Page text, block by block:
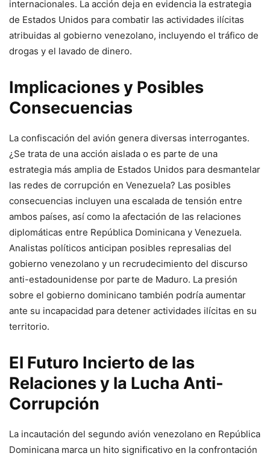
internacionales. La acción deja en evidencia la estrategia
de Estados Unidos para combatir las actividades ilícitas
atribuidas al gobierno venezolano, incluyendo el tráfico de
drogas y el lavado de dinero.
Implicaciones y Posibles
Consecuencias
La confiscación del avión genera diversas interrogantes.
¿Se trata de una acción aislada o es parte de una
estrategia más amplia de Estados Unidos para desmantelar
las redes de corrupción en Venezuela? Las posibles
consecuencias incluyen una escalada de tensión entre
ambos países, así como la afectación de las relaciones
diplomáticas entre República Dominicana y Venezuela.
Analistas políticos anticipan posibles represalias del
gobierno venezolano y un recrudecimiento del discurso
anti-estadounidense por parte de Maduro. La presión
sobre el gobierno dominicano también podría aumentar
ante su incapacidad para detener actividades ilícitas en su
territorio.
El Futuro Incierto de las
Relaciones y la Lucha Anti-
Corrupción
La incautación del segundo avión venezolano en República
Dominicana marca un hito significativo en la confrontación